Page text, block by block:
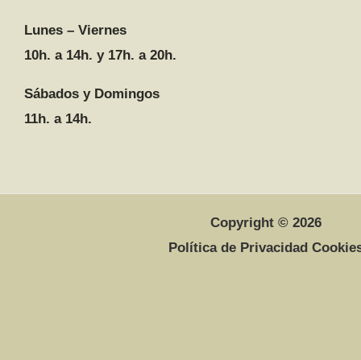
Lunes – Viernes
10h. a 14h. y 17h. a 20h.
Sábados y Domingos
11h. a 14h.
Copyright © 2026
Política de Privacidad